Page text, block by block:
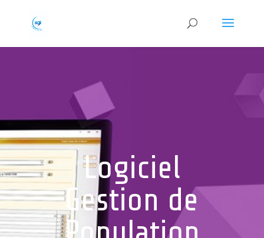
Logiciel
Gestion de